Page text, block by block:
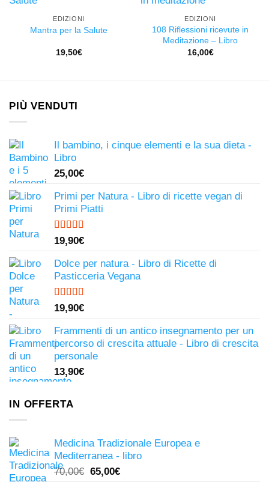
EDIZIONI
Mantra per la Salute
19,50€
EDIZIONI
108 Riflessioni ricevute in
Meditazione – Libro
16,00€
PIÙ VENDUTI
Il bambino, i cinque elementi e la sua dieta -
Libro
25,00€
Primi per Natura - Libro di ricette vegan di
Primi Piatti
Valutato
4.50
19,90€
Dolce per natura - Libro di Ricette di
Pasticceria Vegana
Valutato
4.81
19,90€
Frammenti di un antico insegnamento per un
percorso di crescita attuale - Libro di crescita
personale
13,90€
IN OFFERTA
Medicina Tradizionale Europea e
Mediterranea - libro
70,00€ Il
65,00€Il